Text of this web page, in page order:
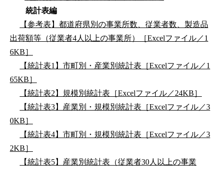
統計表編
【参考表】都道府県別の事業所数、従業者数、製造品
出荷額等（従業者4人以上の事業所）［Excelファイル／1
6KB］
【統計表1】市町別・産業別統計表［Excelファイル／1
65KB］
【統計表2】規模別統計表［Excelファイル／24KB］
【統計表3】産業別・規模別統計表［Excelファイル／3
0KB］
【統計表4】市町別・規模別統計表［Excelファイル／3
2KB］
【統計表5】産業別統計表（従業者30人以上の事業